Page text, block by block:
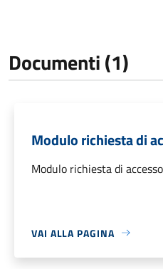
Documenti (1)
Modulo richiesta di
Modulo richiesta di
VAI ALLA PAGINA